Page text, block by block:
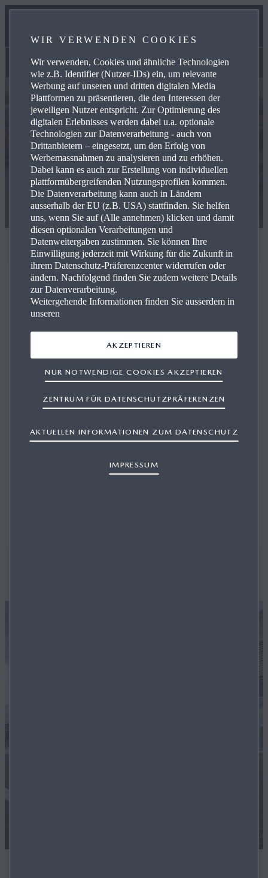
Lagerfahrzeuge
KONTAKT
LAGERFAHRZEUGE
Suchen Sie einen Mazda? Finden Sie ganz einfach Ihr
Traummodell und profitieren Sie von zertifizierter Qualität
und erstklassigem Service. Ihr Wunschfahrzeug ist nur ein
WIR VERWENDEN COOKIES
Wir verwenden, Cookies und ähnliche Technologien
wie z.B. Identifier (Nutzer-IDs) ein, um relevante
Werbung auf unseren und dritten digitalen Media
Plattformen zu präsentieren, die den Interessen der
jeweiligen Nutzer entspricht. Zur Optimierung des
digitalen Erlebnisses werden dabei u.a. optionale
Technologien zur Datenverarbeitung - auch von
Drittanbietern – eingesetzt, um den Erfolg von
Werbemassnahmen zu analysieren und zu erhöhen.
Dabei kann es auch zur Erstellung von individuellen
plattformübergreifenden Nutzungsprofilen kommen.
Die Datenverarbeitung kann auch in Ländern
ausserhalb der EU (z.B. USA) stattfinden. Sie helfen
uns, wenn Sie auf (Alle annehmen) klicken und damit
diesen optionalen Verarbeitungen und
Datenweitergaben zustimmen. Sie können Ihre
Einwilligung jederzeit mit Wirkung für die Zukunft in
ihrem Datenschutz-Präferenzcenter widerrufen oder
ändern. Nachfolgend finden Sie zudem weitere Details
zur Datenverarbeitung.
Weitergehende Informationen finden Sie ausserdem in
unseren
AKTUELLEN INFORMATIONEN ZUM DATENSCHUTZ
IMPRESSUM
ZENTRUM FÜR DATENSCHUTZPRÄFERENZEN
NUR NOTWENDIGE COOKIES AKZEPTIEREN
AKZEPTIEREN